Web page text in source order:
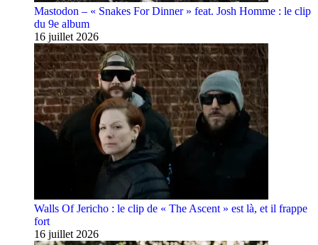
Mastodon – « Snakes For Dinner » feat. Josh Homme : le clip
du 9e album
16 juillet 2026
Walls Of Jericho : le clip de « The Ascent » est là, et il frappe
fort
16 juillet 2026